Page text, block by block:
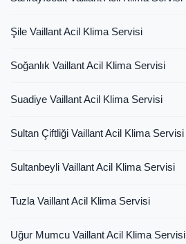
Şile Vaillant Acil Klima Servisi
Soğanlık Vaillant Acil Klima Servisi
Suadiye Vaillant Acil Klima Servisi
Sultan Çiftliği Vaillant Acil Klima Servisi
Sultanbeyli Vaillant Acil Klima Servisi
Tuzla Vaillant Acil Klima Servisi
Uğur Mumcu Vaillant Acil Klima Servisi